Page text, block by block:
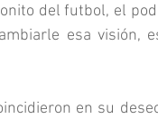
del futbol, el
esa visión,
en su